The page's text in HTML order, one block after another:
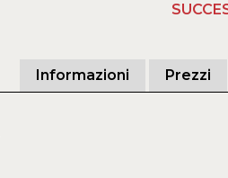
Informazioni Prezzi